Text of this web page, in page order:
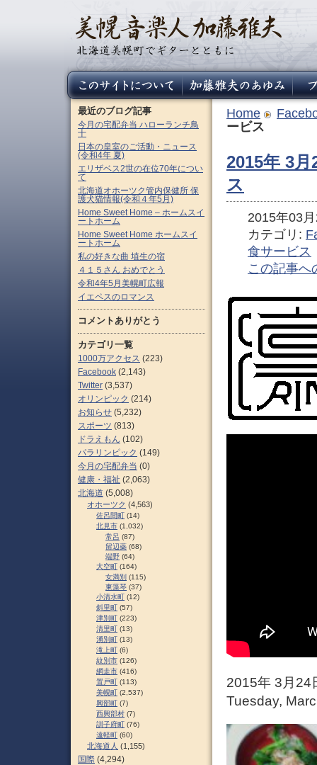
Home
ービス
2015年 3
ス
2015年03
カテゴリ:
食サービス
この記事へ
2015年 3月24
Tuesday,
最近のブログ記事
今月の宅配弁当 ハローランチ鳥
十
日本の皇室のご活動・ニュース
(令和4年 夏)
エリザベス2世の在位70年につい
て
北海道オホーツク管内保健所 保
護犬猫情報(令和４年5月)
Home Sweet Home – ホームスイ
ートホーム
Home Sweet Home ホームスイ
ートホーム
私の好きな曲 埴生の宿
４１５さん おめでとう
令和4年5月美幌町広報
イエペスのロマンス
コメントありがとう
カテゴリ一覧
1000万アクセス (223)
Facebook (2,143)
Twitter (3,537)
オリンピック (214)
お知らせ (5,232)
スポーツ (813)
ドラえもん (102)
パラリンピック (149)
今月の宅配弁当 (0)
健康・福祉 (2,063)
北海道 (5,008)
オホーツク (4,563)
佐呂間町 (14)
北見市 (1,032)
常呂 (87)
留辺蘂 (68)
端野 (64)
大空町 (164)
女満別 (115)
東藻琴 (37)
小清水町 (12)
斜里町 (57)
津別町 (223)
清里町 (13)
湧別町 (13)
滝上町 (6)
紋別市 (126)
網走市 (416)
置戸町 (113)
美幌町 (2,537)
興部町 (7)
西興部村 (7)
訓子府町 (76)
遠軽町 (60)
北海道人 (1,155)
国際 (4,294)